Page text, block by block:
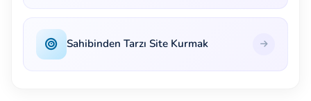
Sahibinden Tarzı Site Kurmak